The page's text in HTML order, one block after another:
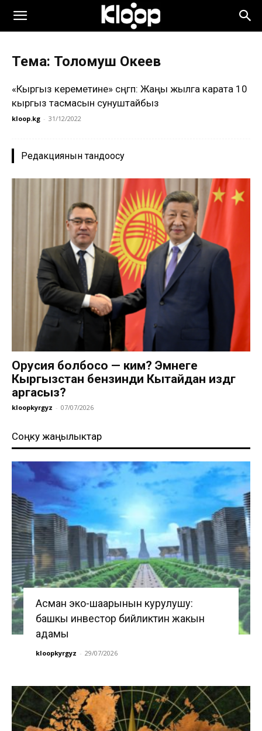
Тема: Толомуш Океев
«Кыргыз кереметине» сүңгүп: Жаңы жылга карата 10
кыргыз тасмасын сунуштайбыз
kloop.kg - 31/12/2022
Редакциянын тандоосу
Орусия болбосо — ким? Эмнеге
Кыргызстан бензинди Кытайдан издөөгө
аргасыз?
kloopkyrgyz - 07/07/2026
Соңку жаңылыктар
Асман эко-шаарынын курулушу:
башкы инвестор бийликтин жакын
адамы
kloopkyrgyz - 29/07/2026